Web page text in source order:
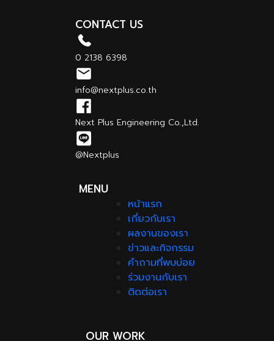
CONTACT US
0 2138 6398
info@nextplus.co.th
Next Plus Engineering Co.,Ltd.
@Nextplus
MENU
หน้าแรก
เกี่ยวกับเรา
ผลงานของเรา
ข่าวและกิจกรรม
คำถามที่พบบ่อย
ร่วมงานกับเรา
ติดต่อเรา
OUR WORK